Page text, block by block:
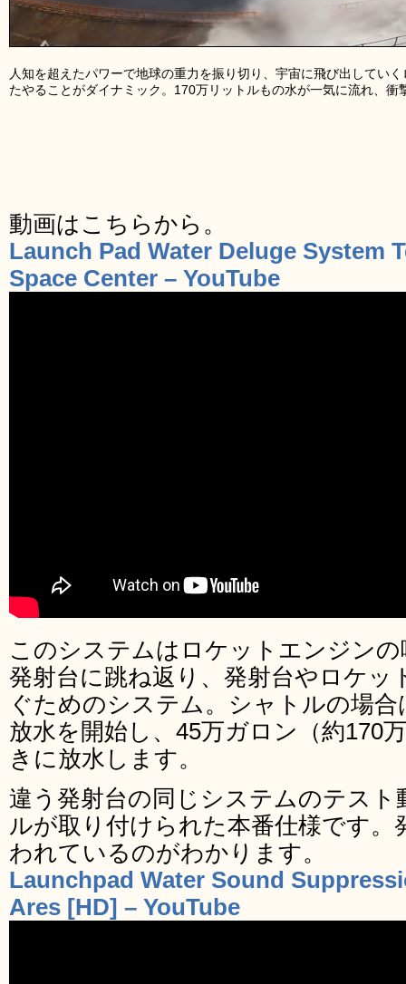
人知を超えたパワーで地球の重力を振り切り、宇宙に飛び出してい
たやることがダイナミック。170万リットルもの水が一気に流れ、衝
動画はこちらから。
Launch Pad Water Deluge System
Space Center – YouTube
このシステムはロケットエンジン
発射台に跳ね返り、発射台やロケッ
ぐためのシステム。シャトルの場
放水を開始し、45万ガロン（約170
きに放水します。
違う発射台の同じシステムのテスト
ルが取り付けられた本番仕様です。
われているのがわかります。
Launchpad Water Sound
Ares [HD] – YouTube